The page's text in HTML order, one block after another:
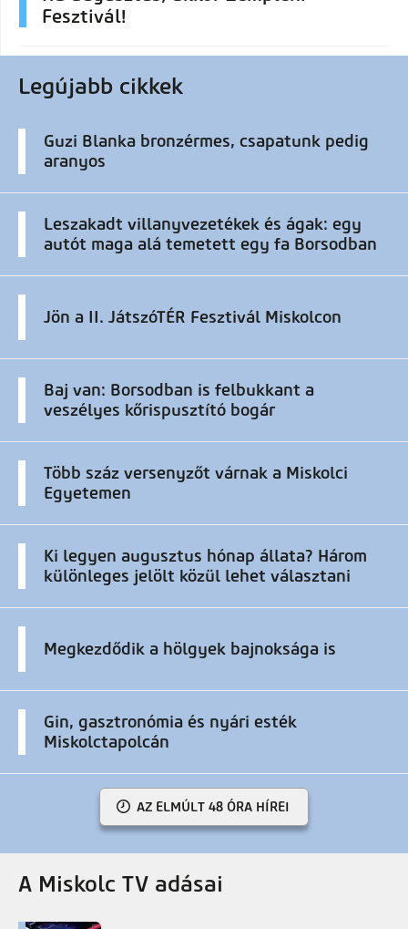
Fesztivál!
Legújabb cikkek
Guzi Blanka bronzérmes, csapatunk pedig
aranyos
Leszakadt villanyvezetékek és ágak: egy
autót maga alá temetett egy fa Borsodban
Jön a II. JátszóTÉR Fesztivál Miskolcon
Baj van: Borsodban is felbukkant a
veszélyes kőrispusztító bogár
Több száz versenyzőt várnak a Miskolci
Egyetemen
Ki legyen augusztus hónap állata? Három
különleges jelölt közül lehet választani
Megkezdődik a hölgyek bajnoksága is
Gin, gasztronómia és nyári esték
Miskolctapolcán
AZ ELMÚLT 48 ÓRA HÍREI
A Miskolc TV adásai